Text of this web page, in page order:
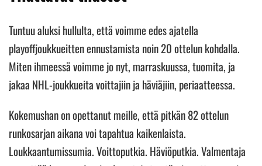
Tuntuu aluksi hullulta, että voimme edes ajatella
playoffjoukkueitten ennustamista noin 20 ottelun kohdalla.
Miten ihmeessä voimme jo nyt, marraskuussa, tuomita, ja
jakaa NHL-joukkueita voittajiin ja häviäjiin, periaatteessa.
Kokemushan on opettanut meille, että pitkän 82 ottelun
runkosarjan aikana voi tapahtua kaikenlaista.
Loukkaantumissumia. Voittoputkia. Häviöputkia. Valmentaja